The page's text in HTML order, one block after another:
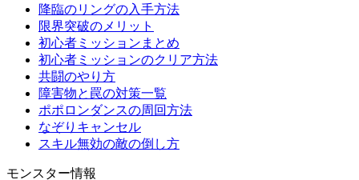
降臨のリングの入手方法
限界突破のメリット
初心者ミッションまとめ
初心者ミッションのクリア方法
共闘のやり方
障害物と罠の対策一覧
ポポロンダンスの周回方法
なぞりキャンセル
スキル無効の敵の倒し方
モンスター情報